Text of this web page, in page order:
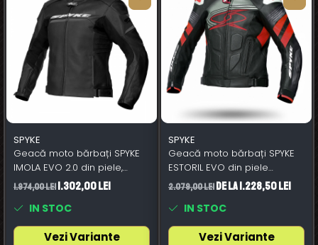
SPYKE
Geacă moto bărbați SPYKE
IMOLA EVO 2.0 din piele,
negru
1.974,00 Lei1.302,00 Lei
IN STOC
Vezi Variante
SPYKE
Geacă moto bărbați SPYKE
ESTORIL EVO din piele
negru/roșu aprins
2.079,00 Leide la 1.228,50 Lei
IN STOC
Vezi Variante